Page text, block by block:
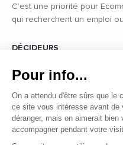
C’est une priorité pour
qui recherchent un emploi
DÉCIDEURS
politique des pays du
Pour info...
On a attendu d'être sûrs que le
ce site vous intéresse avant de
déranger, mais on aimerait bien
accompagner pendant votre